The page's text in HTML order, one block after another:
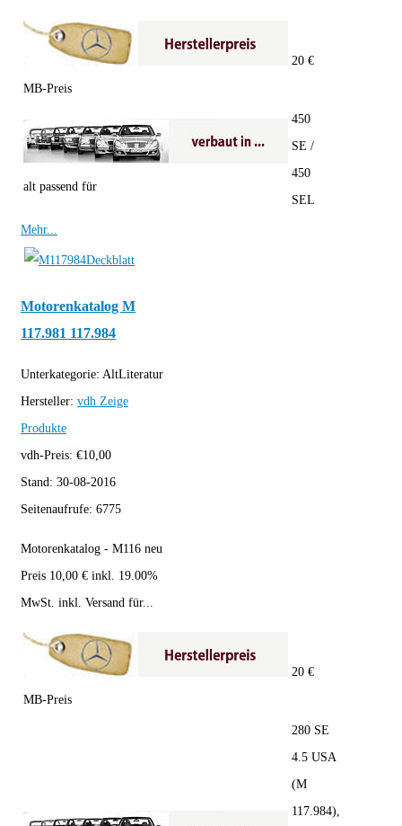
MB-Preis
20 €
alt passend für
450
SE /
450
SEL
Mehr...
Motorenkatalog M
117.981 117.984
Unterkategorie: AltLiteratur
Hersteller: vdh Zeige
Produkte
vdh-Preis: €10,00
Stand: 30-08-2016
Seitenaufrufe: 6775
Motorenkatalog - M116 neu
Preis 10,00 € inkl. 19.00%
MwSt. inkl. Versand für...
MB-Preis
20 €
280 SE
4.5 USA
(M
117.984),